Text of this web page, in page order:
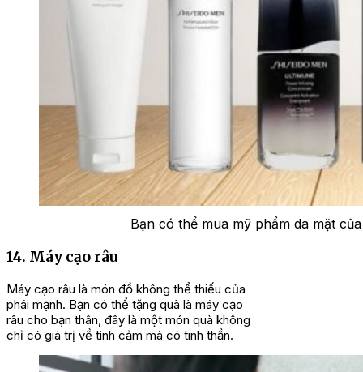
Bạn có thể mua mỹ phẩm da mặt
14. Máy cạo râu
Máy cạo râu là món đồ không thể thiếu của
phái mạnh. Bạn có thể tặng quà là máy cạo
râu cho bạn thân, đây là một món quà không
chỉ có giá trị về tình cảm mà có tinh thần.